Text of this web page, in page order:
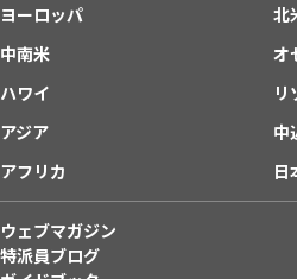
ヨーロッパ
北
中南米
オ
ハワイ
リ
アジア
中
アフリカ
日
ウェブマガジン
特派員ブログ